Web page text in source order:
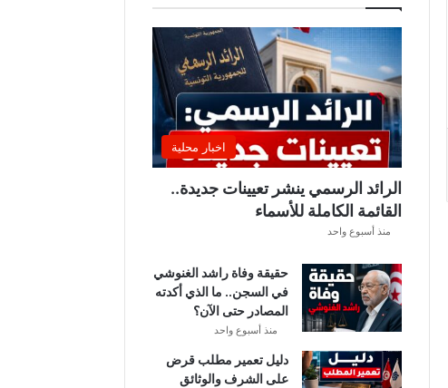
اخبار محلية
الرائد الرسمي ينشر تعيينات جديدة..
القائمة الكاملة للأسماء
منذ أسبوع واحد
حقيقة وفاة راشد الغنوشي
في السجن.. ما الذي أكدته
المصادر حتى الآن؟
منذ أسبوع واحد
دليل تعمير مطلب قرض
على الشرف والوثائق